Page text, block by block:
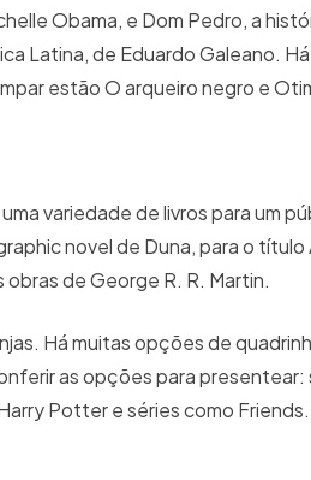
Obama, e Dom Pedro, a
Latina, de Eduardo Galeano.
estão O arqueiro negro e
variedade de livros para um
novel de Duna, para o título
de George R. R. Martin.
Há muitas opções de
as opções para presentear:
Potter e séries como